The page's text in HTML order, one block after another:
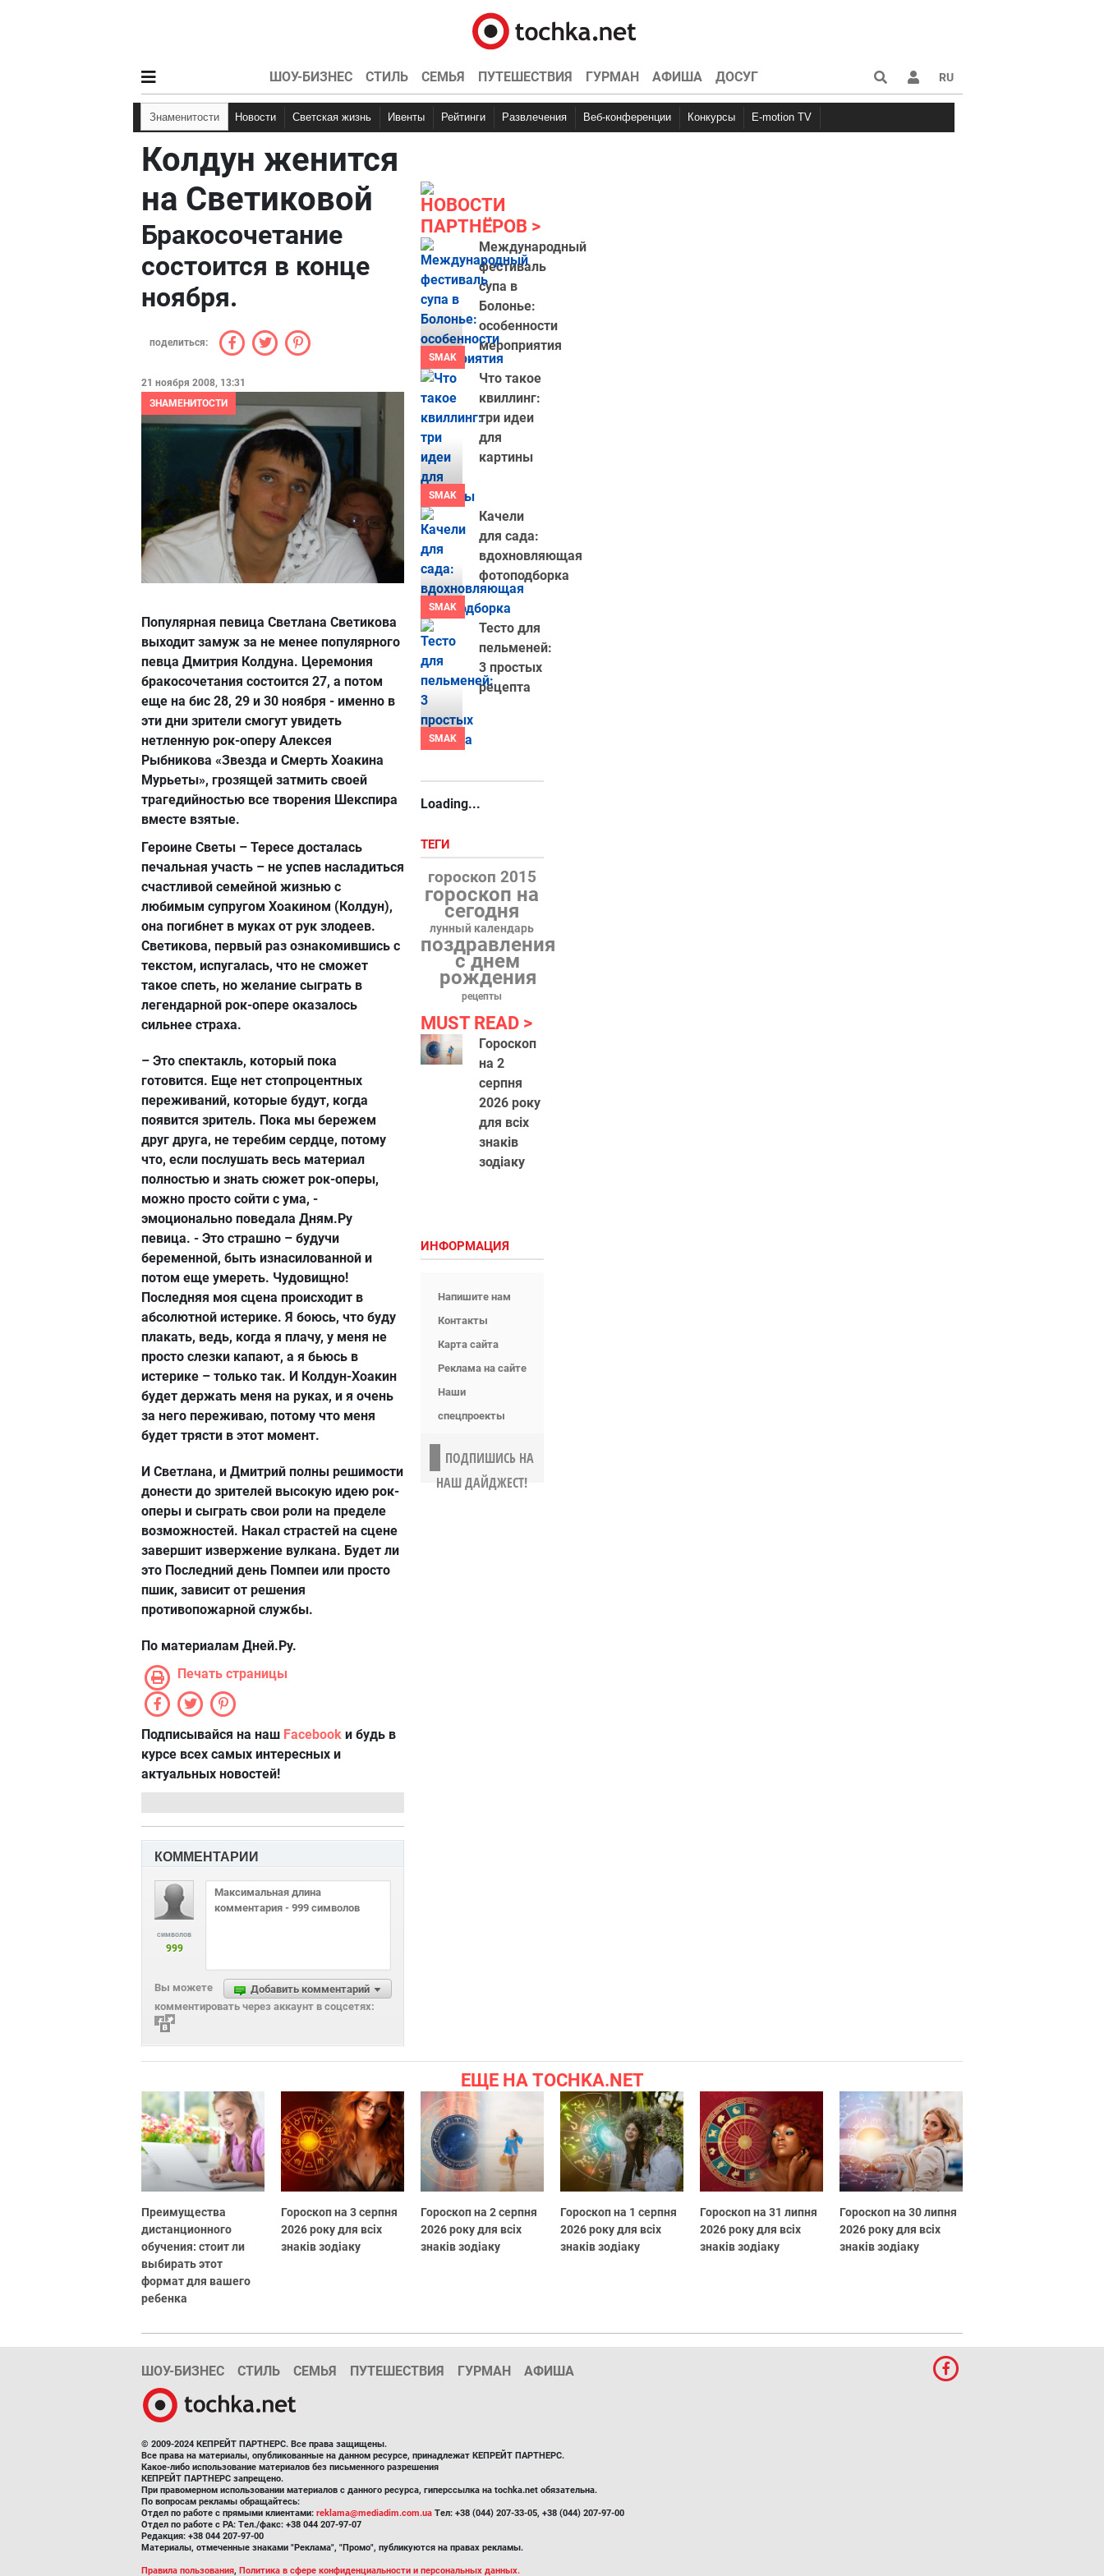
ШОУ-БИЗНЕС СТИЛЬ СЕМЬЯ ПУТЕШЕСТВИЯ ГУРМАН АФИША ДОСУГ RU
Знаменитости Новости Светская жизнь Ивенты Рейтинги Развлечения Веб-конференции Конкурсы E-motion TV
Колдун женится
на Светиковой
Бракосочетание
состоится в конце
ноября.
поделиться:
21 ноября 2008, 13:31
ЗНАМЕНИТОСТИ
Популярная певица Светлана Светикова
выходит замуж за не менее популярного
певца Дмитрия Колдуна. Церемония
бракосочетания состоится 27, а потом
еще на бис 28, 29 и 30 ноября - именно в
эти дни зрители смогут увидеть
нетленную рок-оперу Алексея
Рыбникова «Звезда и Смерть Хоакина
Мурьеты», грозящей затмить своей
трагедийностью все творения Шекспира
вместе взятые.
Героине Светы – Тересе досталась
печальная участь – не успев насладиться
счастливой семейной жизнью с
любимым супругом Хоакином (Колдун),
она погибнет в муках от рук злодеев.
Светикова, первый раз ознакомившись с
текстом, испугалась, что не сможет
такое спеть, но желание сыграть в
легендарной рок-опере оказалось
сильнее страха.
– Это спектакль, который пока
готовится. Еще нет стопроцентных
переживаний, которые будут, когда
появится зритель. Пока мы бережем
друг друга, не теребим сердце, потому
что, если послушать весь материал
полностью и знать сюжет рок-оперы,
можно просто сойти с ума, -
эмоционально поведала Дням.Ру
певица. - Это страшно – будучи
беременной, быть изнасилованной и
потом еще умереть. Чудовищно!
Последняя моя сцена происходит в
абсолютной истерике. Я боюсь, что буду
плакать, ведь, когда я плачу, у меня не
просто слезки капают, а я бьюсь в
истерике – только так. И Колдун-Хоакин
будет держать меня на руках, и я очень
за него переживаю, потому что меня
будет трясти в этот момент.
И Светлана, и Дмитрий полны решимости
донести до зрителей высокую идею рок-
оперы и сыграть свои роли на пределе
возможностей. Накал страстей на сцене
завершит извержение вулкана. Будет ли
это Последний день Помпеи или просто
пшик, зависит от решения
противопожарной службы.
По материалам Дней.Ру.
Печать страницы
Подписывайся на наш Facebook и будь в
курсе всех самых интересных и
актуальных новостей!
КОММЕНТАРИИ
символов
999
Добавить комментарий
Вы можете
комментировать через аккаунт в соцсетях:
НОВОСТИ
ПАРТНЁРОВ
SMAK
Международный
фестиваль
супа в
Болонье:
особенности
мероприятия
SMAK
Что такое
квиллинг:
три идеи
для
картины
SMAK
Качели
для сада:
вдохновляющая
фотоподборка
SMAK
Тесто для
пельменей:
3 простых
рецепта
Loading...
ТЕГИ
гороскоп 2015
гороскоп на
сегодня
лунный календарь
поздравления
с днем
рождения
рецепты
MUST READ
Гороскоп
на 2
серпня
2026 року
для всіх
знаків
зодіаку
ИНФОРМАЦИЯ
Напишите нам
Контакты
Карта сайта
Реклама на сайте
Наши
спецпроекты
ПОДПИШИСЬ НА
НАШ ДАЙДЖЕСТ!
ЕЩЕ НА TOCHKA.NET
Преимущества
дистанционного
обучения: стоит ли
выбирать этот
формат для вашего
ребенка
Гороскоп на 3 серпня
2026 року для всіх
знаків зодіаку
Гороскоп на 2 серпня
2026 року для всіх
знаків зодіаку
Гороскоп на 1 серпня
2026 року для всіх
знаків зодіаку
Гороскоп на 31 липня
2026 року для всіх
знаків зодіаку
Гороскоп на 30 липня
2026 року для всіх
знаків зодіаку
ШОУ-БИЗНЕС СТИЛЬ СЕМЬЯ ПУТЕШЕСТВИЯ ГУРМАН АФИША
© 2009-2024 КЕПРЕЙТ ПАРТНЕРС. Все права защищены.
Все права на материалы, опубликованные на данном ресурсе, принадлежат КЕПРЕЙТ ПАРТНЕРС.
Какое-либо использование материалов без письменного разрешения
КЕПРЕЙТ ПАРТНЕРС запрещено.
При правомерном использовании материалов с данного ресурса, гиперссылка на tochka.net обязательна.
По вопросам рекламы обращайтесь:
Отдел по работе с прямыми клиентами: reklama@mediadim.com.ua Тел: +38 (044) 207-33-05, +38 (044) 207-97-00
Отдел по работе с РА: Тел./факс: +38 044 207-97-07
Редакция: +38 044 207-97-00
Материалы, отмеченные знаками "Реклама", "Промо", публикуются на правах рекламы.
Правила пользования, Политика в сфере конфиденциальности и персональных данных.